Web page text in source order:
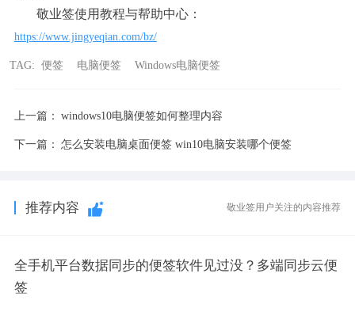
敬业签使用教程与帮助中心：
https://www.jingyeqian.com/bz/
TAG: 便签 电脑便签 Windows电脑便签
上一篇： windows10电脑便签如何整理内容
下一篇： 怎么安装电脑桌面便签 win10电脑安装哪个便签
推荐内容 敬业签用户关注的内容推荐
全手机平台数据同步的便签软件见过没？多端同步云便
签